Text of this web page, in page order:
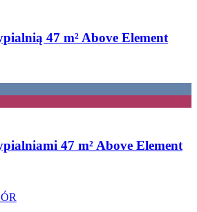
47 m² Above Element
47 m² Above Element